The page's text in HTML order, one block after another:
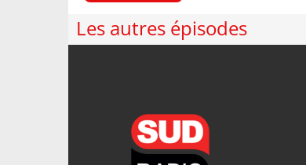
Les autres épisodes